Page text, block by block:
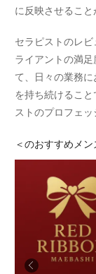
に反映させること
セラピストのレ
ライアントの満
て、日々の業務
を持ち続けるこ
ストのプロフェッ
＜のおすすめメン